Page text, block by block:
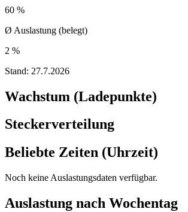
60 %
Ø Auslastung (belegt)
2 %
Stand: 27.7.2026
Wachstum (Ladepunkte)
Steckerverteilung
Beliebte Zeiten (Uhrzeit)
Noch keine Auslastungsdaten verfügbar.
Auslastung nach Wochentag